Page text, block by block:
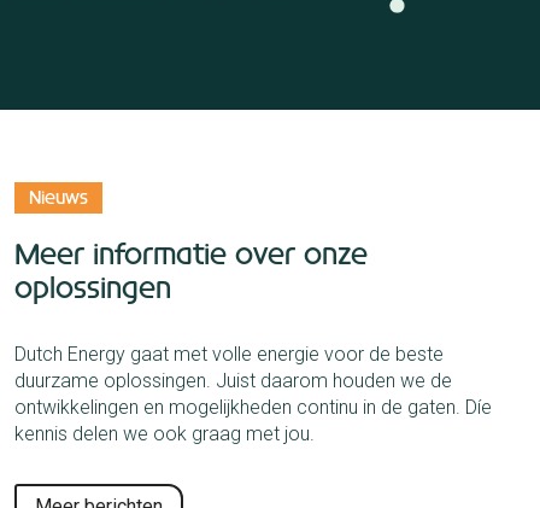
Nieuws
Meer informatie over onze
oplossingen
Dutch Energy gaat met volle energie voor de beste
duurzame oplossingen. Juist daarom houden we de
ontwikkelingen en mogelijkheden continu in de gaten. Díe
kennis delen we ook graag met jou.